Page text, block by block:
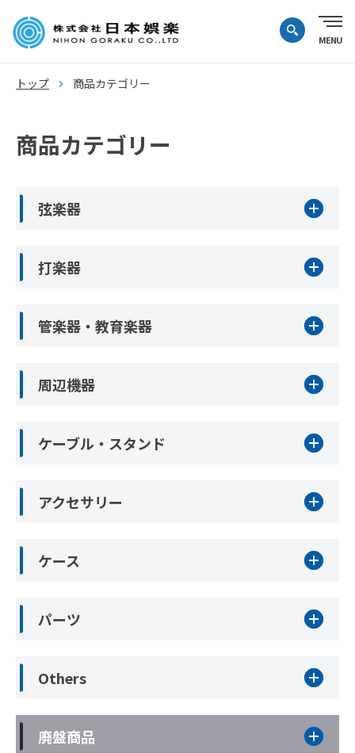
トップ 商品カテゴリー
商品カテゴリー
弦楽器
打楽器
管楽器・教育楽器
周辺機器
ケーブル・スタンド
アクセサリー
ケース
パーツ
Others
廃盤商品